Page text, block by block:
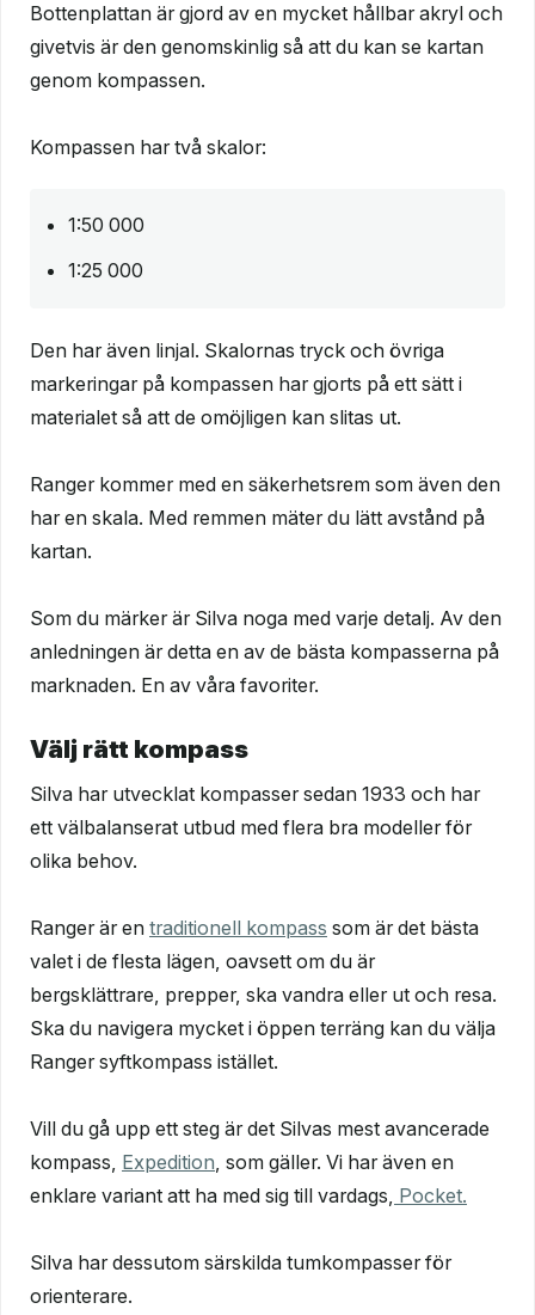
Bottenplattan är gjord av en mycket hållbar akryl och
givetvis är den genomskinlig så att du kan se kartan
genom kompassen.
Kompassen har två skalor:
1:50 000
1:25 000
Den har även linjal. Skalornas tryck och övriga
markeringar på kompassen har gjorts på ett sätt i
materialet så att de omöjligen kan slitas ut.
Ranger kommer med en säkerhetsrem som även den
har en skala. Med remmen mäter du lätt avstånd på
kartan.
Som du märker är Silva noga med varje detalj. Av den
anledningen är detta en av de bästa kompasserna på
marknaden. En av våra favoriter.
Välj rätt kompass
Silva har utvecklat kompasser sedan 1933 och har
ett välbalanserat utbud med flera bra modeller för
olika behov.
Ranger är en traditionell kompass som är det bästa
valet i de flesta lägen, oavsett om du är
bergsklättrare, prepper, ska vandra eller ut och resa.
Ska du navigera mycket i öppen terräng kan du välja
Ranger syftkompass istället.
Vill du gå upp ett steg är det Silvas mest avancerade
kompass, Expedition, som gäller. Vi har även en
enklare variant att ha med sig till vardags, Pocket.
Silva har dessutom särskilda tumkompasser för
orienterare.